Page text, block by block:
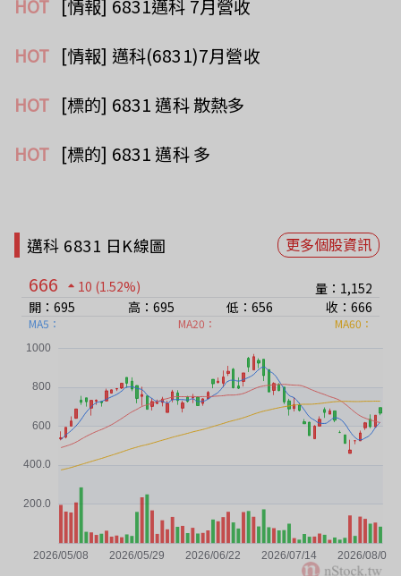
HOT
[情報] 6831邁科 7月營收
HOT [情報] 邁科(6831)7月營收
HOT [標的] 6831 邁科 散熱多
HOT [標的] 6831 邁科 多
邁科 6831 日K線圖 更多個股資訊
666 10 (1.52%)
量：1,152
開：695
高：695 低：656 收：666
MA5： MA20： MA60：